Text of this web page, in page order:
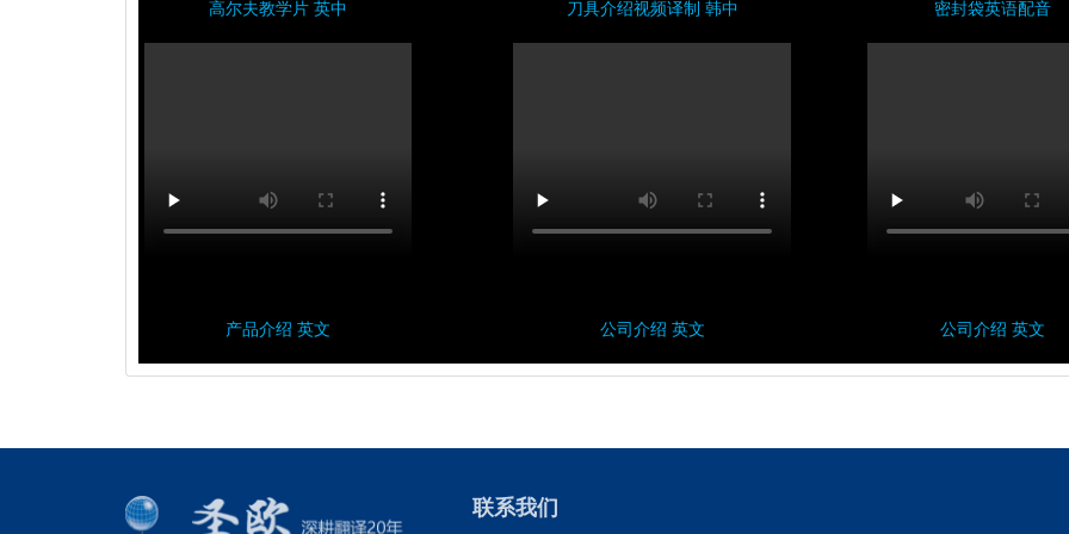
高尔夫教学片 英中 刀具介绍视频译制 韩中 密封袋英语配音
产品介绍 英文 公司介绍 英文 公司介绍 英文
联系我们